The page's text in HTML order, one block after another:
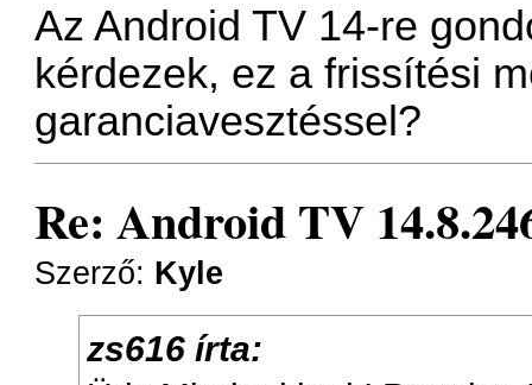
Az Android TV 14-re
kérdezek, ez a frissítési
garanciavesztéssel?
Re: Android TV
Szerző: Kyle
zs616 írta: